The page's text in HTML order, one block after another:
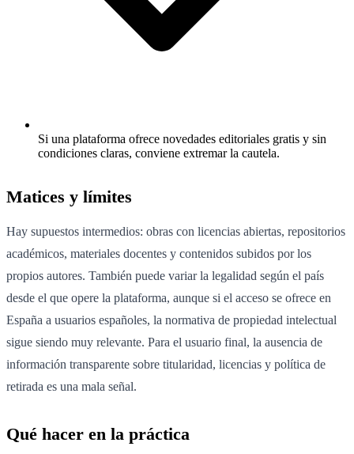
Si una plataforma ofrece novedades editoriales gratis y sin
condiciones claras, conviene extremar la cautela.
Matices y límites
Hay supuestos intermedios: obras con licencias abiertas, repositorios
académicos, materiales docentes y contenidos subidos por los
propios autores. También puede variar la legalidad según el país
desde el que opere la plataforma, aunque si el acceso se ofrece en
España a usuarios españoles, la normativa de propiedad intelectual
sigue siendo muy relevante. Para el usuario final, la ausencia de
información transparente sobre titularidad, licencias y política de
retirada es una mala señal.
Qué hacer en la práctica